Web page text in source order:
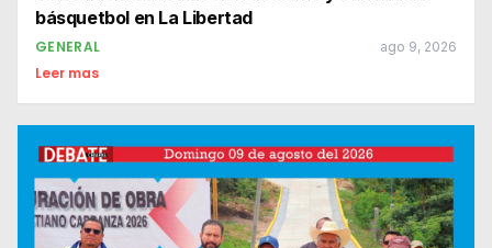
básquetbol en La Libertad
GENERAL ago 9, 2026
Leer mas